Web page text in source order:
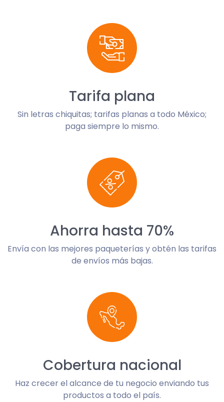
Tarifa plana
Sin letras chiquitas; tarifas planas a todo México;
paga siempre lo mismo.
Ahorra hasta 70%
Envía con las mejores paqueterías y obtén las tarifas
de envíos más bajas.
Cobertura nacional
Haz crecer el alcance de tu negocio enviando tus
productos a todo el país.